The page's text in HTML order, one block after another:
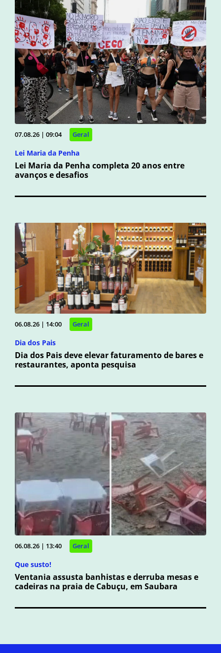
07.08.26 | 09:04 Geral
Lei Maria da Penha
Lei Maria da Penha completa 20 anos entre
avanços e desafios
06.08.26 | 14:00 Geral
Dia dos Pais
Dia dos Pais deve elevar faturamento de bares e
restaurantes, aponta pesquisa
06.08.26 | 13:40 Geral
Que susto!
Ventania assusta banhistas e derruba mesas e
cadeiras na praia de Cabuçu, em Saubara